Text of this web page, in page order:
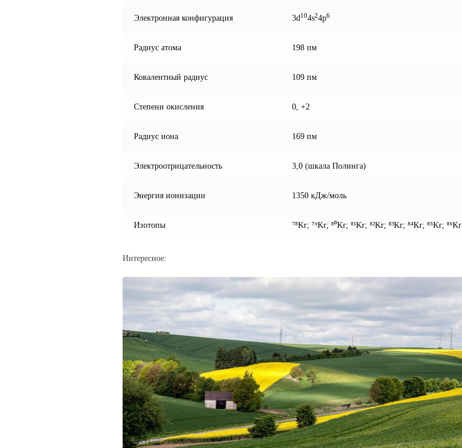
Электронная конфигурация 3d104s24p6
Радиус атома 198 пм
Ковалентный радиус 109 пм
Степени окисления 0, +2
Радиус иона 169 пм
Электроотрицательность 3,0 (шкала Полинга)
Энергия ионизации 1350 кДж/моль
Изотопы ⁷⁸Kr; ⁷⁹Kr; ⁸⁰Kr; ⁸¹Kr; ⁸²Kr; ⁸³Kr; ⁸⁴Kr; ⁸⁵Kr; ⁸⁶Kr
Интересное: